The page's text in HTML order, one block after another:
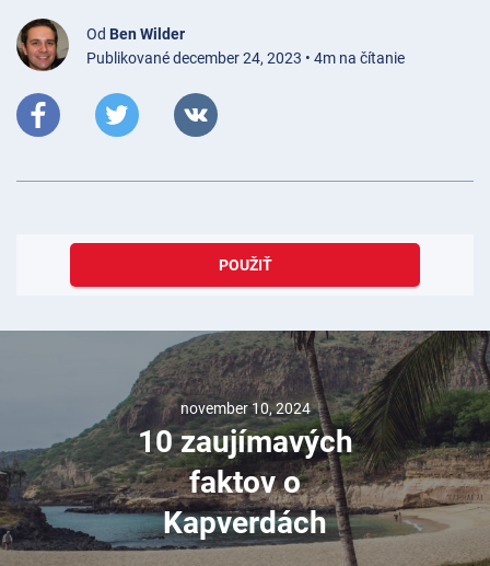
Od Ben Wilder
Publikované december 24, 2023 • 4m na čítanie
POUŽIŤ
november 10, 2024
10 zaujímavých
faktov o
Kapverdách